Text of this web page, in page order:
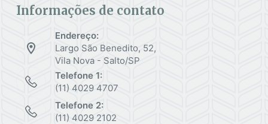
Informações de contato
Endereço:
Largo São Benedito, 52,
Vila Nova - Salto/SP
Telefone 1:
(11) 4029 4707
Telefone 2:
(11) 4029 2102